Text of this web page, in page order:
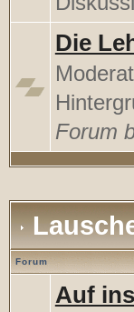
Die
Forum
Forum
Auf